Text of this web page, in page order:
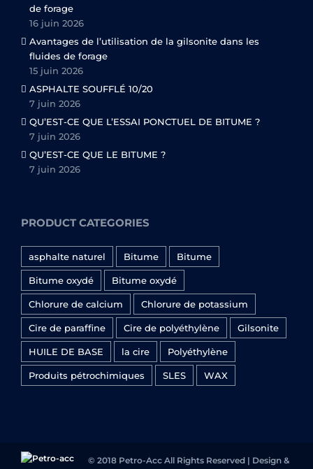
de forage
16 juin 2026
Avantages de l’utilisation de la gilsonite dans les
fluides de forage
15 juin 2026
ASPHALTE SOUFFLÉ 10/20
7 juin 2026
QU’EST-CE QUE L’ESSAI PONCTUEL DE BITUME ?
7 juin 2026
QU’EST-CE QUE LE BITUME ?
7 juin 2026
PRODUCT CATEGORIES
asphalte naturel Bitume Bitume
Bitume oxydé Bitume oxydé
Chlorure de calcium Chlorure de potassium
Cire de paraffine Cire de polyéthylène Gilsonite
HUILE DE BASE la cire Polyéthylène
Produits pétrochimiques SLES WAX
© 2018 Petro-Acc All Rights Reserved | Design &